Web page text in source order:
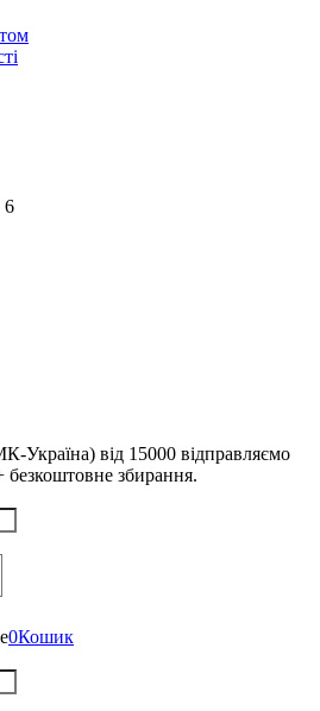
6
Україна) від 15000 відправляємо
збирання.
0Кошик